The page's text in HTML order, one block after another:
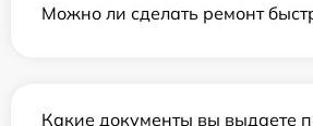
Можно ли сделать ремонт
Какие документы вы выдаете